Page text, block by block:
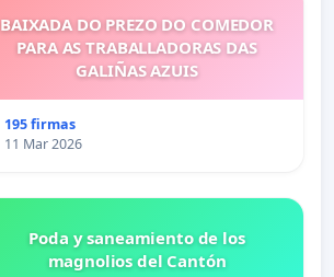
BAIXADA DO PREZO DO COMEDOR
PARA AS TRABALLADORAS DAS
GALIÑAS AZUIS
195 firmas
11 Mar 2026
Poda y saneamiento de los
magnolios del Cantón